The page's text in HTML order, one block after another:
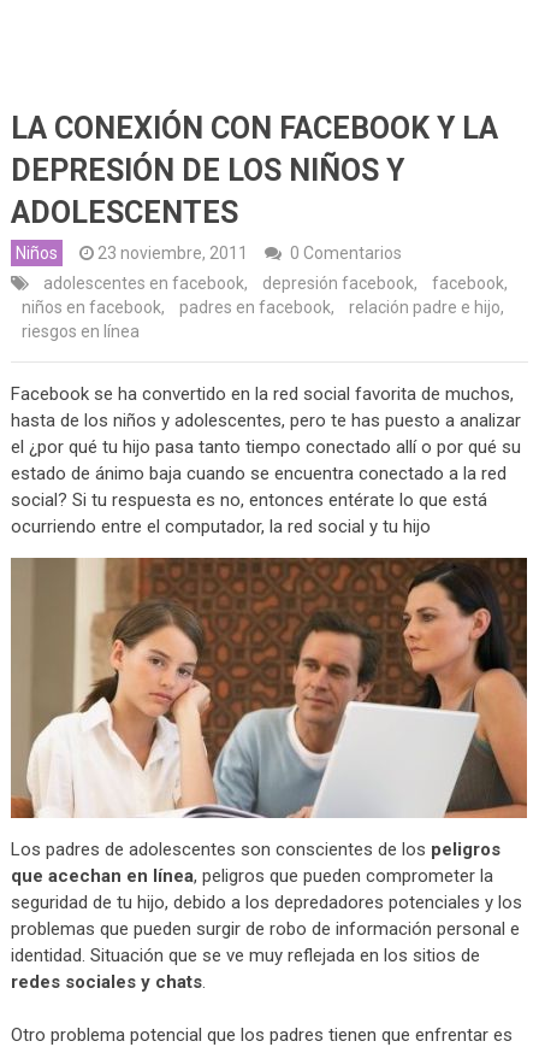
LA CONEXIÓN CON FACEBOOK Y LA
DEPRESIÓN DE LOS NIÑOS Y
ADOLESCENTES
Niños 23 noviembre, 2011
0 Comentarios
adolescentes en facebook, depresión facebook, facebook,
niños en facebook, padres en facebook, relación padre e hijo,
riesgos en línea
Facebook se ha convertido en la red social favorita de muchos,
hasta de los niños y adolescentes, pero te has puesto a analizar
el ¿por qué tu hijo pasa tanto tiempo conectado allí o por qué su
estado de ánimo baja cuando se encuentra conectado a la red
social? Si tu respuesta es no, entonces entérate lo que está
ocurriendo entre el computador, la red social y tu hijo
Los padres de adolescentes son conscientes de los peligros
que acechan en línea, peligros que pueden comprometer la
seguridad de tu hijo, debido a los depredadores potenciales y los
problemas que pueden surgir de robo de información personal e
identidad. Situación que se ve muy reflejada en los sitios de
redes sociales y chats.
Otro problema potencial que los padres tienen que enfrentar es